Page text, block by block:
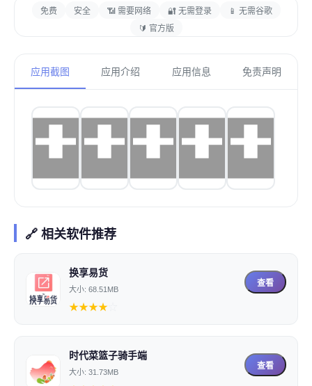
免费 安全 📶 需要网络 🔐 无需登录
📱 无需谷歌
🔰 官方版
应用截图 应用介绍 应用信息 免责声明
🔗 相关软件推荐
换享易货
大小: 68.51MB
★★★★
查看
时代菜篮子骑手端
大小: 31.73MB
查看